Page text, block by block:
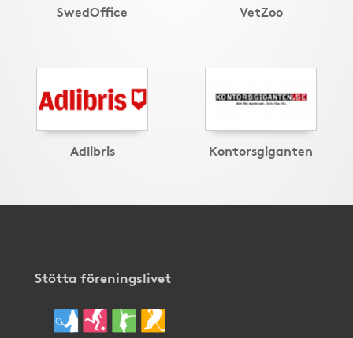
SwedOffice VetZoo
Adlibris Kontorsgiganten
Stötta föreningslivet